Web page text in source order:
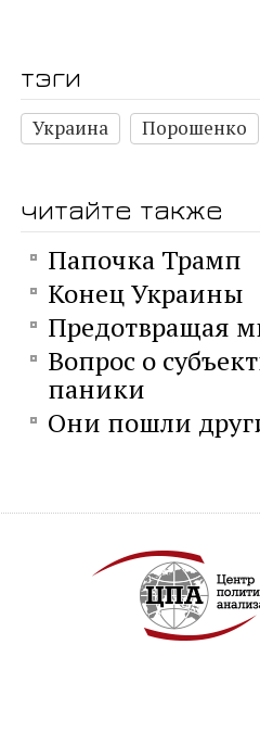
тэги
Украина Порошенко
читайте также
Папочка Трамп
Конец Украины
Предотвращая
Вопрос о
паники
Они пошли